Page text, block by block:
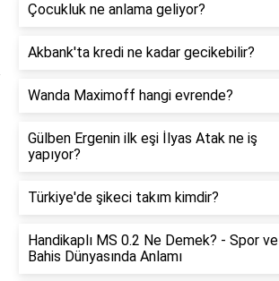
Çocukluk ne anlama geliyor?
Akbank'ta kredi ne kadar gecikebilir?
Wanda Maximoff hangi evrende?
Gülben Ergenin ilk eşi İlyas Atak ne iş
yapıyor?
Türkiye'de şikeci takım kimdir?
Handikaplı MS 0.2 Ne Demek? - Spor ve
Bahis Dünyasında Anlamı